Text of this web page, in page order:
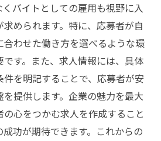
バイトとしての雇用も視野に入
められます。特に、応募者が自
わせた働き方を選べるような環
す。また、求人情報には、具体
を明記することで、応募者が安
提供します。企業の魅力を最大
心をつかむ求人を作成すること
功が期待できます。これからの